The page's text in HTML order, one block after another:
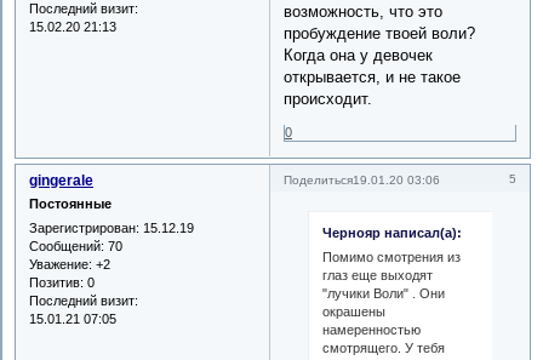
Последний визит:
15.02.20 21:13
возможность, что это
пробуждение твоей воли?
Когда она у девочек
открывается, и не такое
происходит.
0
Поделиться 5
19.01.20 03:06
gingerale
Постоянные
Зарегистрирован: 15.12.19
Сообщений: 70
Уважение: +2
Позитив: 0
Последний визит:
15.01.21 07:05
Чернояр написал(а):
Помимо смотрения из
глаз еще выходят
"лучики Воли" . Они
окрашены
намеренностью
смотрящего. У тебя